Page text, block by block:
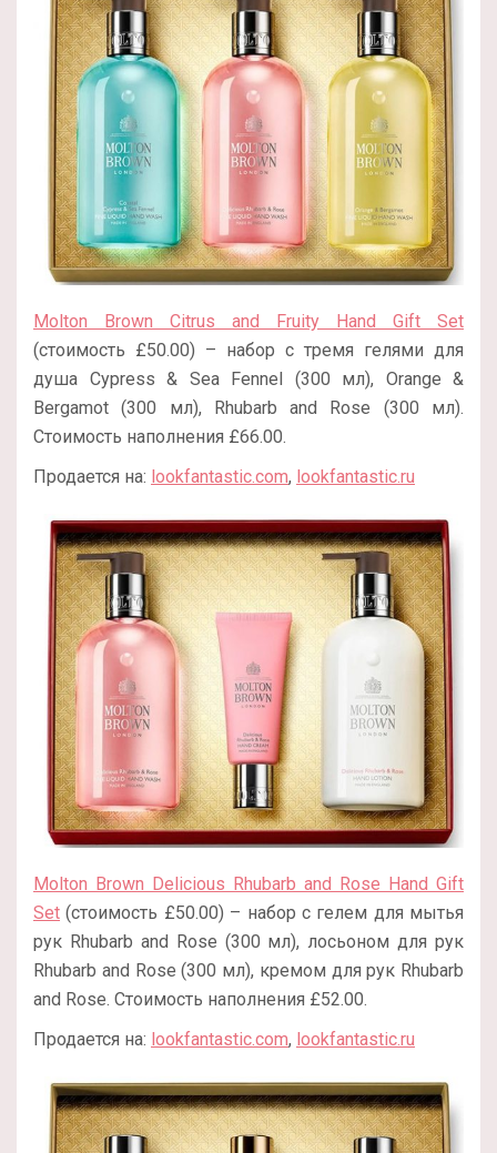
Molton Brown Citrus and Fruity Hand Gift Set
(стоимость £50.00) – набор с тремя гелями для
душа Cypress & Sea Fennel (300 мл), Orange &
Bergamot (300 мл), Rhubarb and Rose (300 мл).
Стоимость наполнения £66.00.
Продается на: lookfantastic.com, lookfantastic.ru
Molton Brown Delicious Rhubarb and Rose Hand Gift
Set (стоимость £50.00) – набор с гелем для мытья
рук Rhubarb and Rose (300 мл), лосьоном для рук
Rhubarb and Rose (300 мл), кремом для рук Rhubarb
and Rose. Стоимость наполнения £52.00.
Продается на: lookfantastic.com, lookfantastic.ru